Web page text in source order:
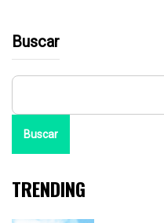
Buscar
Buscar
TRENDING